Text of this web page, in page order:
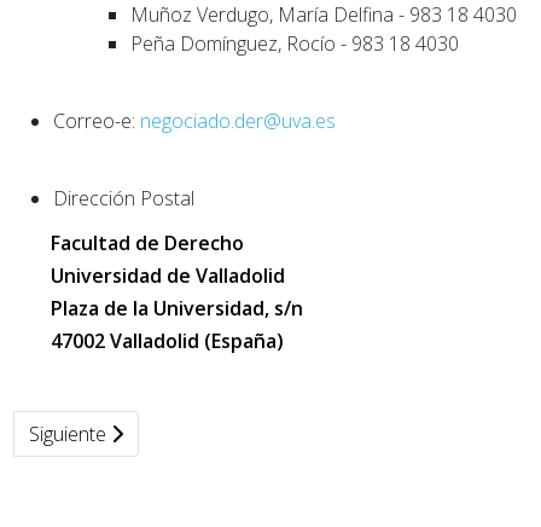
Muñoz Verdugo, María Delfina - 983 18 4030
Peña Domínguez, Rocío - 983 18 4030
Correo-e: negociado.der@uva.es
Dirección Postal
Facultad de Derecho
Universidad de Valladolid
Plaza de la Universidad, s/n
47002 Valladolid (España)
Siguiente